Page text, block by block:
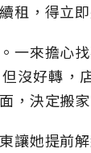
租，得立
一來擔心
沒好轉，
，決定搬家
讓她提前